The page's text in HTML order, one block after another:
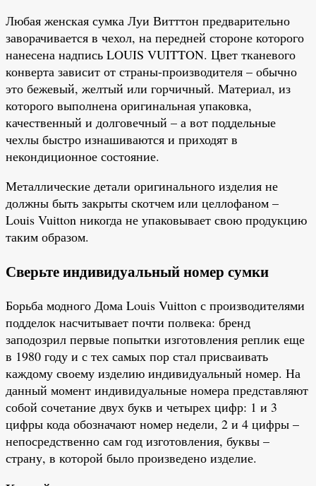
Любая женская сумка Луи Витттон предварительно
заворачивается в чехол, на передней стороне которого
нанесена надпись LOUIS VUITTON. Цвет тканевого
конверта зависит от страны-производителя – обычно
это бежевый, желтый или горчичный. Материал, из
которого выполнена оригинальная упаковка,
качественный и долговечный – а вот поддельные
чехлы быстро изнашиваются и приходят в
некондиционное состояние.
Металлические детали оригинального изделия не
должны быть закрыты скотчем или целлофаном –
Louis Vuitton никогда не упаковывает свою продукцию
таким образом.
Сверьте индивидуальный номер сумки
Борьба модного Дома Louis Vuitton с производителями
подделок насчитывает почти полвека: бренд
заподозрил первые попытки изготовления реплик еще
в 1980 году и с тех самых пор стал присваивать
каждому своему изделию индивидуальный номер. На
данный момент индивидуальные номера представляют
собой сочетание двух букв и четырех цифр: 1 и 3
цифры кода обозначают номер недели, 2 и 4 цифры –
непосредственно сам год изготовления, буквы –
страну, в которой было произведено изделие.